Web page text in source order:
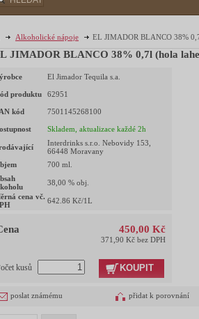
Alkoholické nápoje EL JIMADOR BLANCO 38%
JIMADOR BLANCO 38% 0,7l (hola
El Jimador Tequila s.a.
produktu 62951
kód 7501145268100
Skladem, aktualizace každé 2h
Interdrinks s.r.o. Nebovidy 153,
66448 Moravany
700 ml.
38,00 % obj.
cena vč. 642.86 Kč/1L
450,00 Kč
371,90 Kč bez DPH
kusů KOUPIT
poslat známému přidat k porovnání